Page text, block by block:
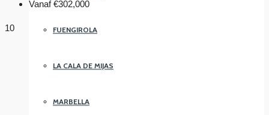
FUENGIROLA
LA CALA DE MIJAS
MARBELLA
Vanaf€302,000
10